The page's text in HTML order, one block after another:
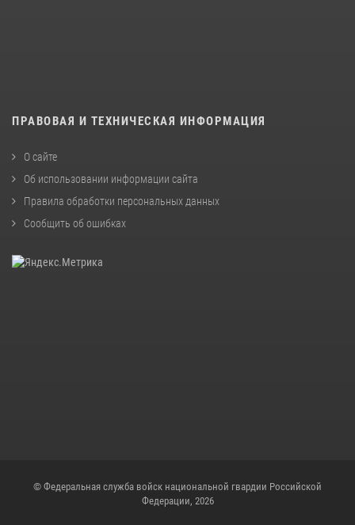
ПРАВОВАЯ И ТЕХНИЧЕСКАЯ ИНФОРМАЦИЯ
О сайте
Об использовании информации сайта
Правила обработки персональных данных
Сообщить об ошибках
© Федеральная служба войск национальной гвардии Российской
Федерации, 2026